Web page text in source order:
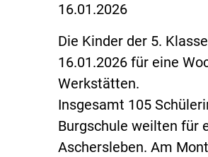
16.01.2026
Die Kinder der 5.
16.01.2026 für eine
Werkstätten.
Insgesamt 105
Burgschule weilten für
Aschersleben. Am